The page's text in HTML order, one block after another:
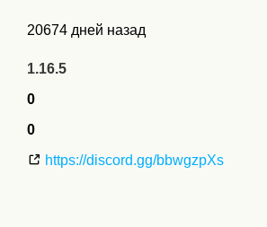
20674 дней назад
1.16.5
0
0
https://discord.gg/bbwgzpXs